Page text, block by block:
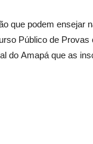
que podem ensejar
Público de
do Amapá que as